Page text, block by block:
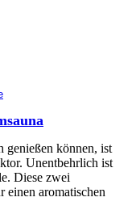
genießen können, ist
Unentbehrlich ist
Diese zwei
einen aromatischen